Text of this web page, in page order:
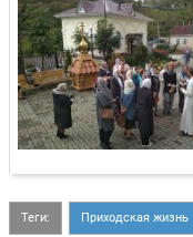
Теги: Приходская жизнь